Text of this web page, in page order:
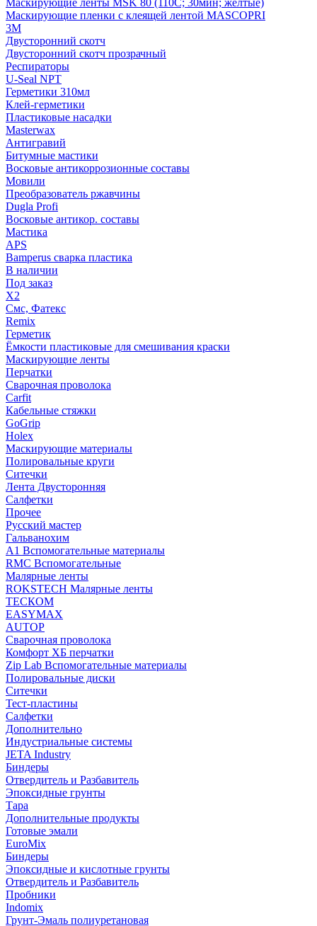
Маскирующие ленты MSK 80 (110С; 30мин; желтые)
Маскирующие пленки с клеящей лентой MASCOPRI
3M
Двусторонний скотч
Двусторонний скотч прозрачный
Респираторы
U-Seal NPT
Герметики 310мл
Клей-герметики
Пластиковые насадки
Masterwax
Антигравий
Битумные мастики
Восковые антикоррозионные составы
Мовили
Преобразователь ржавчины
Dugla Profi
Восковые антикор. составы
Мастика
APS
Bamperus сварка пластика
В наличии
Под заказ
X2
Смс, Фатекс
Remix
Герметик
Ёмкости пластиковые для смешивания краски
Маскирующие ленты
Перчатки
Сварочная проволока
Carfit
Кабельные стяжки
GoGrip
Holex
Маскирующие материалы
Полировальные круги
Ситечки
Лента Двусторонняя
Салфетки
Прочее
Русский мастер
Гальванохим
А1 Вспомогательные материалы
RMC Вспомогательные
Малярные ленты
ROKSTECH Малярные ленты
ТЕСКОМ
EASYMAX
AUTOP
Сварочная проволока
Комфорт ХБ перчатки
Zip Lab Вспомогательные материалы
Полировальные диски
Ситечки
Тест-пластины
Салфетки
Дополнительно
Индустриальные системы
JETA Industry
Биндеры
Отвердитель и Разбавитель
Эпоксидные грунты
Тара
Дополнительные продукты
Готовые эмали
EuroMix
Биндеры
Эпоксидные и кислотные грунты
Отвердитель и Разбавитель
Пробники
Indomix
Грунт-Эмаль полиуретановая